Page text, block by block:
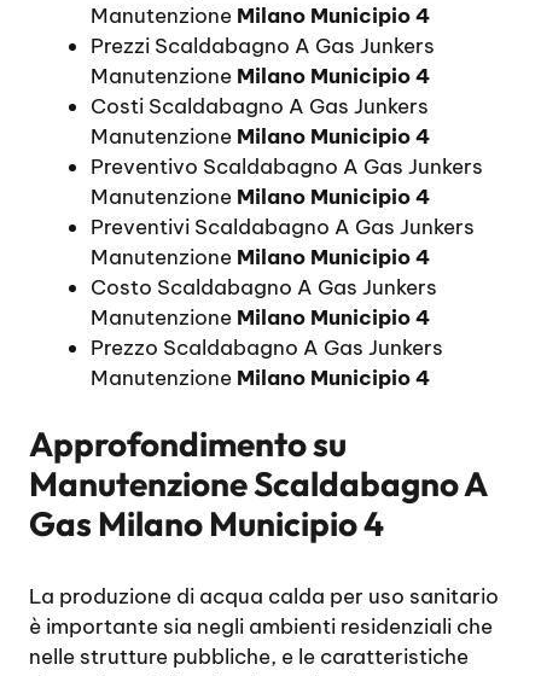
Manutenzione Milano Municipio 4
Prezzi Scaldabagno A Gas Junkers
Manutenzione Milano Municipio 4
Costi Scaldabagno A Gas Junkers
Manutenzione Milano Municipio 4
Preventivo Scaldabagno A Gas Junkers
Manutenzione Milano Municipio 4
Preventivi Scaldabagno A Gas Junkers
Manutenzione Milano Municipio 4
Costo Scaldabagno A Gas Junkers
Manutenzione Milano Municipio 4
Prezzo Scaldabagno A Gas Junkers
Manutenzione Milano Municipio 4
Approfondimento su
Manutenzione Scaldabagno A
Gas Milano Municipio 4
La produzione di acqua calda per uso sanitario
è importante sia negli ambienti residenziali che
nelle strutture pubbliche, e le caratteristiche